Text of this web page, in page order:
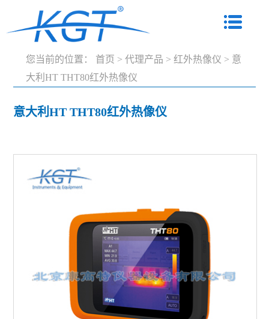
您当前的位置： 首页 > 代理产品 > 红外热像仪 > 意
大利HT THT80红外热像仪
意大利HT THT80红外热像仪